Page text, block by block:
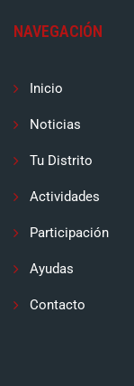
NAVEGACIÓN
Inicio
Noticias
Tu Distrito
Actividades
Participación
Ayudas
Contacto